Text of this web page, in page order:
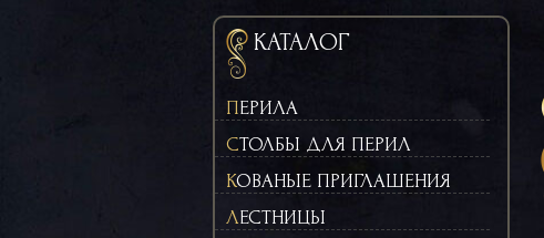
КАТАЛОГ
ПЕРИЛА
СТОЛБЫ ДЛЯ ПЕРИЛ
КОВАНЫЕ ПРИГЛАШЕНИЯ
ЛЕСТНИЦЫ